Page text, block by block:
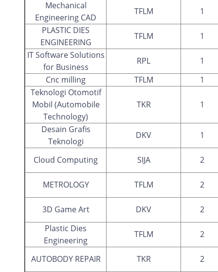
Mechanical
Engineering CAD
TFLM
1
PLASTIC DIES
ENGINEERING
TFLM
1
IT Software Solutions
for Business
RPL
1
Cnc milling
TFLM
1
Teknologi Otomotif
Mobil (Automobile
Technology)
TKR 1
Desain Grafis
Teknologi
DKV 1
Cloud Computing SIJA 2
METROLOGY TFLM 2
3D Game Art DKV
2
Plastic Dies
Engineering
TFLM 2
AUTOBODY REPAIR TKR
2